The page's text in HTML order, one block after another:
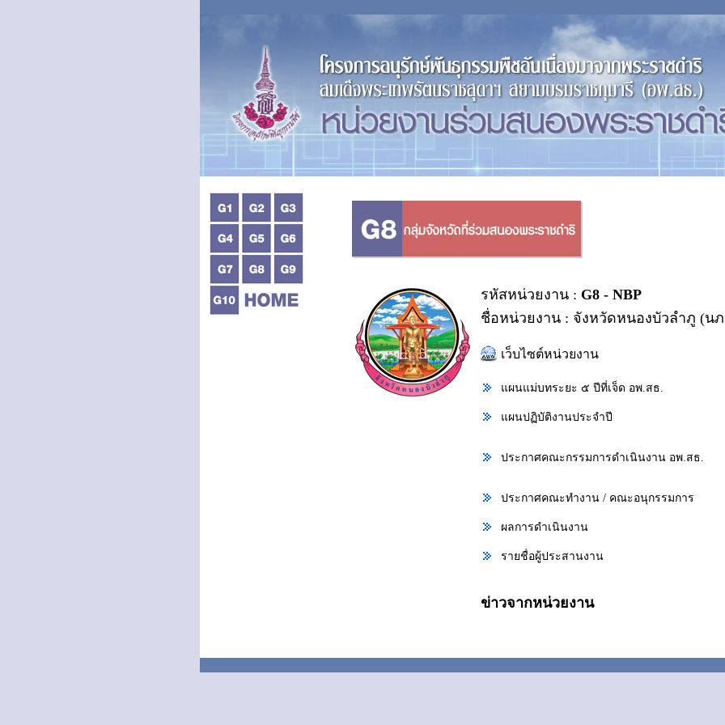
รหัสหน่วยงาน : G8 - NBP
ชื่อหน่วยงาน : จังหวัดหนองบัวลำภู (น
เว็บไซต์หน่วยงาน
แผนแม่บทระยะ ๕ ปีที่เจ็ด อพ.สธ.
แผนปฏิบัติงานประจำปี
ประกาศคณะกรรมการดำเนินงาน อพ.สธ.
ประกาศคณะทำงาน / คณะอนุกรรมการ
ผลการดำเนินงาน
รายชื่อผู้ประสานงาน
ข่าวจากหน่วยงาน